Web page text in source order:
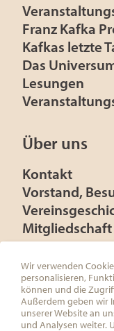
Franz Kafka
Kafkas letzte
Das
Lesungen
Über uns
Kontakt
Vorstand,
Mitgliedschaft
Presse
Förderer
Wir verwenden
personalisieren,
können und die
Außerdem geben wir
unserer Website an
und Analysen weiter.